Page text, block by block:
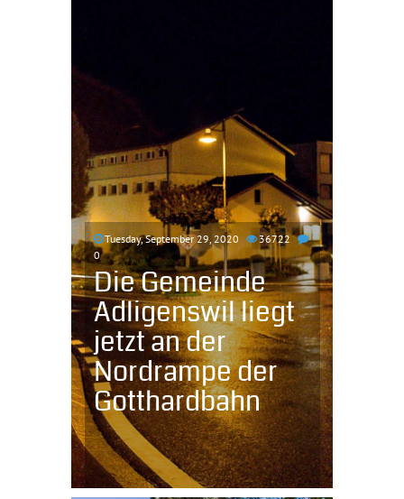
Tuesday, September 29, 2020
36722
0
Die Gemeinde
Adligenswil liegt
jetzt an der
Nordrampe der
Gotthardbahn